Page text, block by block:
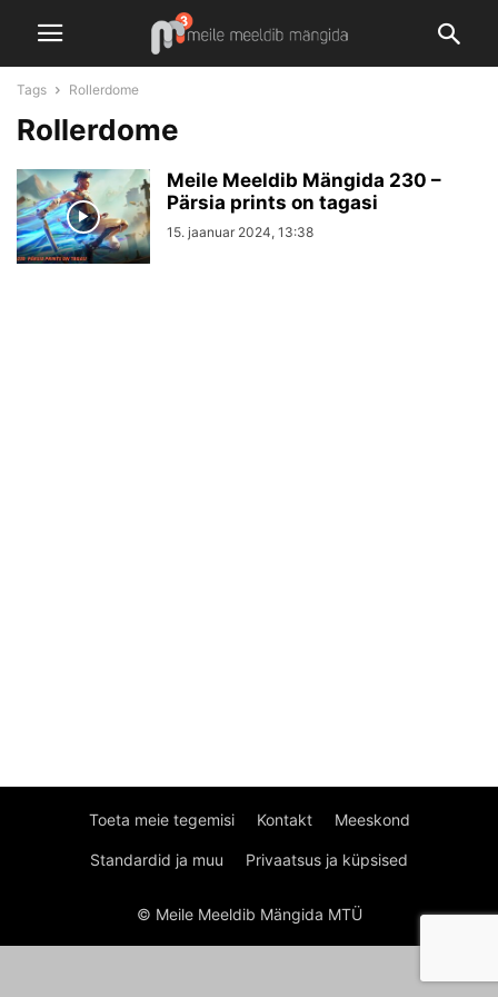
Tags Rollerdome
Rollerdome
Meile Meeldib Mängida 230 –
Pärsia prints on tagasi
15. jaanuar 2024, 13:38
Toeta meie tegemisi Kontakt Meeskond
Standardid ja muu Privaatsus ja küpsised
© Meile Meeldib Mängida MTÜ